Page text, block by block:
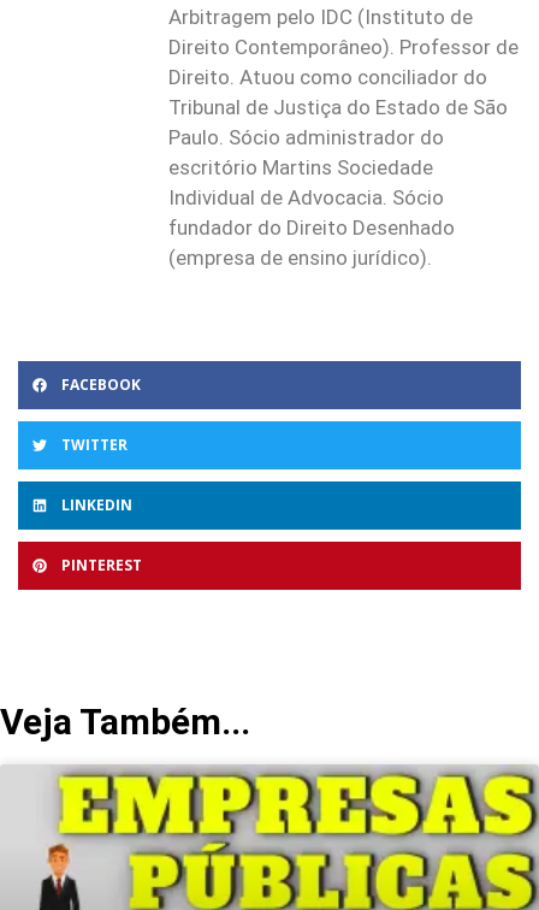
Arbitragem pelo IDC (Instituto de
Direito Contemporâneo). Professor de
Direito. Atuou como conciliador do
Tribunal de Justiça do Estado de São
Paulo. Sócio administrador do
escritório Martins Sociedade
Individual de Advocacia. Sócio
fundador do Direito Desenhado
(empresa de ensino jurídico).
FACEBOOK
TWITTER
LINKEDIN
PINTEREST
Veja Também...